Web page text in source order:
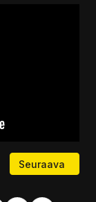
käsikirja - 7 -
Seuraava
Seuraava